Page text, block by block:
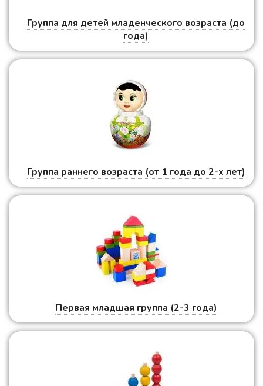
Группа для детей младенческого возраста (до
года)
Группа раннего возраста (от 1 года до 2-х лет)
Первая младшая группа (2-3 года)